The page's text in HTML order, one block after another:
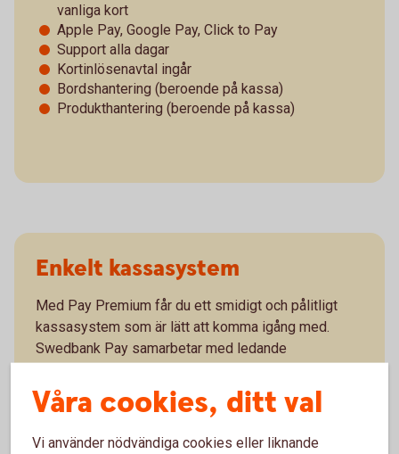
vanliga kort
Apple Pay, Google Pay, Click to Pay
Support alla dagar
Kortinlösenavtal ingår
Bordshantering (beroende på kassa)
Produkthantering (beroende på kassa)
Enkelt kassasystem
Med Pay Premium får du ett smidigt och pålitligt
kassasystem som är lätt att komma igång med.
Swedbank Pay samarbetar med ledande
kassasystem. Oavsett storlek och verksamhetstyp
så finns något för alla.
Våra cookies, ditt val
Vi använder nödvändiga cookies eller liknande